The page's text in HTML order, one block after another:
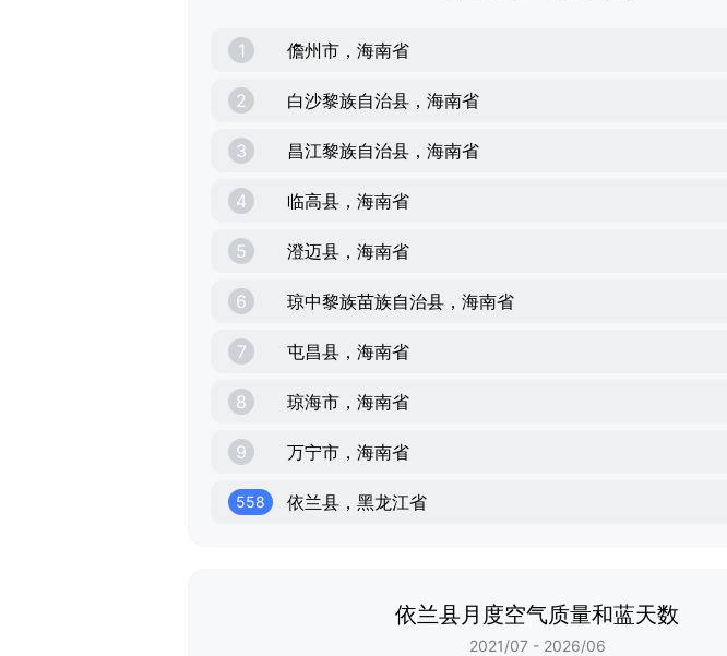
1 儋州市，海南省
2 白沙黎族自治县，海南省
3 昌江黎族自治县，海南省
4 临高县，海南省
5 澄迈县，海南省
6 琼中黎族苗族自治县，海南省
7 屯昌县，海南省
8 琼海市，海南省
9 万宁市，海南省
558 依兰县，黑龙江省
依兰县月度空气质量和蓝天数
2021/07 - 2026/06